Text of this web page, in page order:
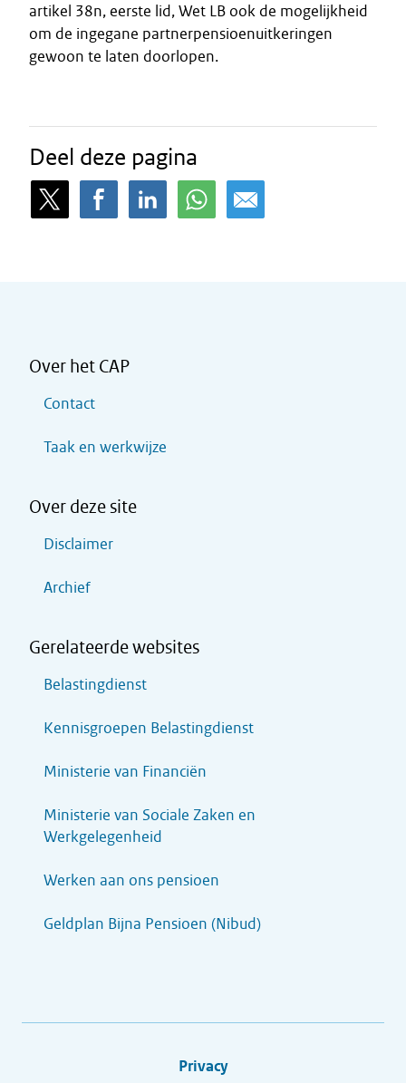
artikel 38n, eerste lid, Wet LB ook de mogelijkheid
om de ingegane partnerpensioenuitkeringen
gewoon te laten doorlopen.
Deel deze pagina
Over het CAP
Contact
Taak en werkwijze
Over deze site
Disclaimer
Archief
Gerelateerde websites
Belastingdienst
Kennisgroepen Belastingdienst
Ministerie van Financiën
Ministerie van Sociale Zaken en
Werkgelegenheid
Werken aan ons pensioen
Geldplan Bijna Pensioen (Nibud)
Privacy